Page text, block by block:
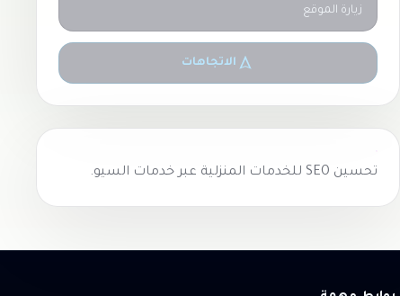
زيارة الموقع
الاتجاهات
تحسين SEO للخدمات المنزلية عبر خدمات السيو.